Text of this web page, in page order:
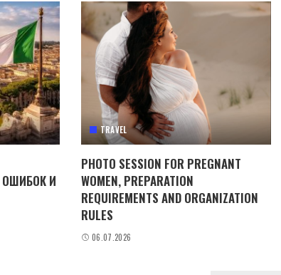
И
TRAVEL
PHOTO SESSION FOR PREGNANT
WOMEN, PREPARATION
REQUIREMENTS AND ORGANIZATION
RULES
06.07.2026